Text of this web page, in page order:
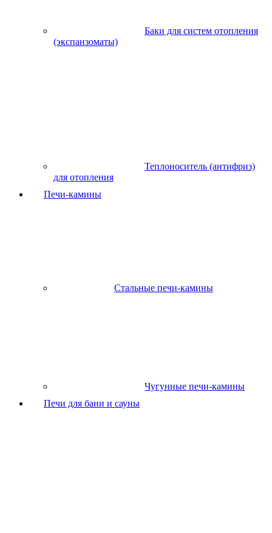
Баки для систем отопления
(экспанзоматы)
Теплоноситель (антифриз)
для отопления
Печи-камины
Стальные печи-камины
Чугунные печи-камины
Печи для бани и сауны